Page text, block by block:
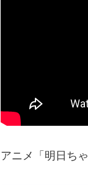
アニメ「明日ち